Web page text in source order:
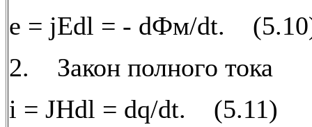
е = jEdl = - dФм/dt.
2. Закон полного тока
i = JHdl = dq/dt. (5.11)